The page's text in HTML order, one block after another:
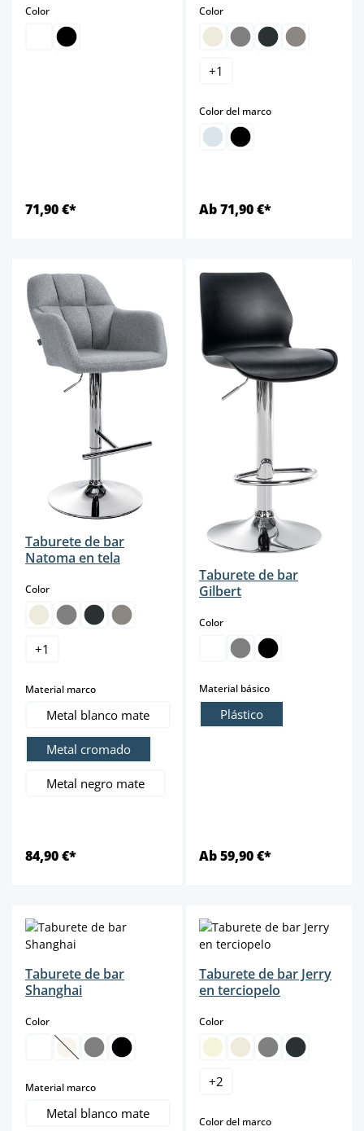
Colorselect
71,90 €*
Colorselect
+1
Color del marcoselect
Ab 71,90 €*
Taburete de bar
Natoma en tela
Colorselect
+1
Material marcoselect
Metal blanco mate
Metal cromado
Metal negro mate
84,90 €*
Taburete de bar
Gilbert
Colorselect
Material básicoselect
Plástico
Ab 59,90 €*
Taburete de bar
Shanghai
Colorselect
(Esta opción no está disponible en este momento.)
Material marcoselect
Metal blanco mate
Taburete de bar Jerry
en terciopelo
Colorselect
+2
Color del marcoselect